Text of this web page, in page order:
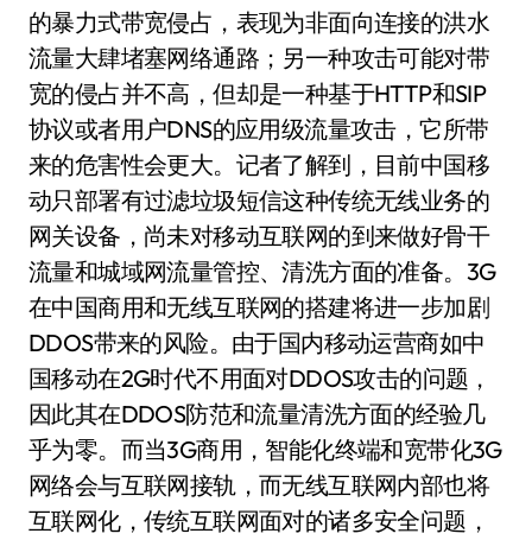
的暴力式带宽侵占，表现为非面向连接的洪水
流量大肆堵塞网络通路；另一种攻击可能对带
宽的侵占并不高，但却是一种基于HTTP和SIP
协议或者用户DNS的应用级流量攻击，它所带
来的危害性会更大。记者了解到，目前中国移
动只部署有过滤垃圾短信这种传统无线业务的
网关设备，尚未对移动互联网的到来做好骨干
流量和城域网流量管控、清洗方面的准备。3G
在中国商用和无线互联网的搭建将进一步加剧
DDOS带来的风险。由于国内移动运营商如中
国移动在2G时代不用面对DDOS攻击的问题，
因此其在DDOS防范和流量清洗方面的经验几
乎为零。而当3G商用，智能化终端和宽带化3G
网络会与互联网接轨，而无线互联网内部也将
互联网化，传统互联网面对的诸多安全问题，